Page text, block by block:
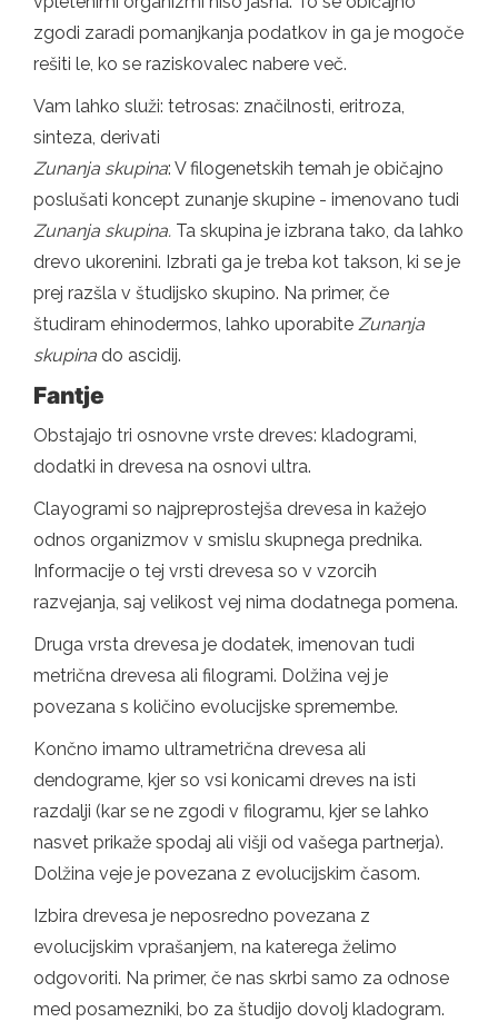
zgodi zaradi pomanjkanja podatkov in ga je mogoče
rešiti le, ko se raziskovalec nabere več.
Vam lahko služi: tetrosas: značilnosti, eritroza,
sinteza, derivati
Zunanja skupina: V filogenetskih temah je običajno
poslušati koncept zunanje skupine - imenovano tudi
Zunanja skupina. Ta skupina je izbrana tako, da lahko
drevo ukorenini. Izbrati ga je treba kot takson, ki se je
prej razšla v študijsko skupino. Na primer, če
študiram ehinodermos, lahko uporabite Zunanja
skupina do ascidij.
Fantje
Obstajajo tri osnovne vrste dreves: kladogrami,
dodatki in drevesa na osnovi ultra.
Clayogrami so najpreprostejša drevesa in kažejo
odnos organizmov v smislu skupnega prednika.
Informacije o tej vrsti drevesa so v vzorcih
razvejanja, saj velikost vej nima dodatnega pomena.
Druga vrsta drevesa je dodatek, imenovan tudi
metrična drevesa ali filogrami. Dolžina vej je
povezana s količino evolucijske spremembe.
Končno imamo ultrametrična drevesa ali
dendograme, kjer so vsi konicami dreves na isti
razdalji (kar se ne zgodi v filogramu, kjer se lahko
nasvet prikaže spodaj ali višji od vašega partnerja).
Dolžina veje je povezana z evolucijskim časom.
Izbira drevesa je neposredno povezana z
evolucijskim vprašanjem, na katerega želimo
odgovoriti. Na primer, če nas skrbi samo za odnose
med posamezniki, bo za študijo dovolj kladogram.